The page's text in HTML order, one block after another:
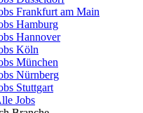
Frankfurt am Main
Hamburg
Hannover
Köln
München
Nürnberg
Stuttgart
Jobs